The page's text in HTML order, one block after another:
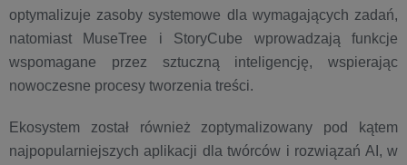
optymalizuje zasoby systemowe dla wymagających zadań,
natomiast MuseTree i StoryCube wprowadzają funkcje
wspomagane przez sztuczną inteligencję, wspierając
nowoczesne procesy tworzenia treści.
Ekosystem został również zoptymalizowany pod kątem
najpopularniejszych aplikacji dla twórców i rozwiązań AI, w